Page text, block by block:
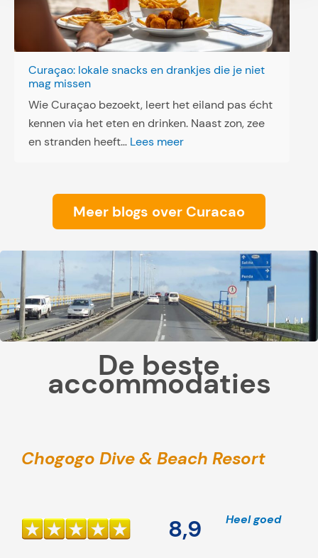
e
n
:
D
i
r
e
c
u
r
s
b
a
i
Curaçao: lokale snacks en drankjes die je niet
mag missen
Wie Curaçao bezoekt, leert het eiland pas écht
kennen via het eten en drinken. Naast zon, zee
en stranden heeft… Lees meer:
r
a
ç
a
l
o
k
a
a
e
Meer blogs over Curacao
De beste
accommodaties
Chogogo Dive & Beach Resort
8,9 Heel goed